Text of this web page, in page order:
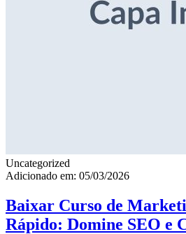
Uncategorized
Adicionado em: 05/03/2026
Baixar Curso de
Rápido: Domine SEO e